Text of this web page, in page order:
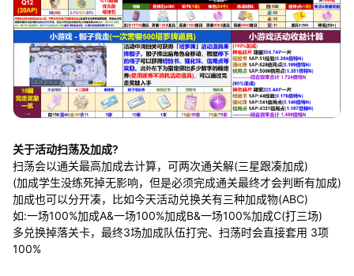
关于活动扫荡及加成?
扫荡会以通关最高加成去计算，可两次通关解(三星跟凑加成)
(加成学生没练死掉无影响，但是必须完成通关最终才会判断有加成)
加成也可以分开凑，比如今天活动兑换关有三种加成物(ABC)
如:一场100%加成A&一场100%加成B&一场100%加成C(打三场)
多兑换掉落关卡，最终3场加成队伍打完、扫荡时会直接套用 3项
100%